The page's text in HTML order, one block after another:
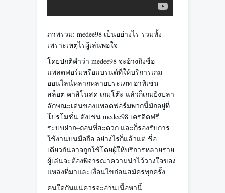
ภาพรวม: medee98 เป็นอย่างไร รวมทั้ง
เพราะเหตุไรผู้เล่นพอใจ
โดยปกติคำว่า medee98 จะอ้างถึงชื่อ
แพลตฟอร์มหรือแบรนด์ที่ให้บริการเกม
ออนไลน์หลากหลายประเภท อาทิเช่น
สล็อต คาสิโนสด เกมโต๊ะ แล้วก็เกมยิงปลา
ลักษณะเด่นของแพลตฟอร์มพวกนี้มักอยู่ที่
โปรโมชั่น ดังเช่น medee98 เครดิตฟรี
ระบบฝาก–ถอนที่สะดวก และก็รองรับการ
ใช้งานบนมือถือ อย่างไรก็แล้วแต่ ชื่อ
เดียวกันอาจถูกใช้โดยผู้ให้บริการหลายราย
ผู้เล่นจะต้องพิจารณาความน่าไว้วางใจของ
แหล่งที่มาและเงื่อนไขก่อนสมัครทุกครั้ง
คนใดกันแน่ควรจะอ่านเนื้อหานี้